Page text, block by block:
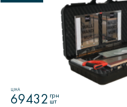
ЦІНА
69432 грн
шт